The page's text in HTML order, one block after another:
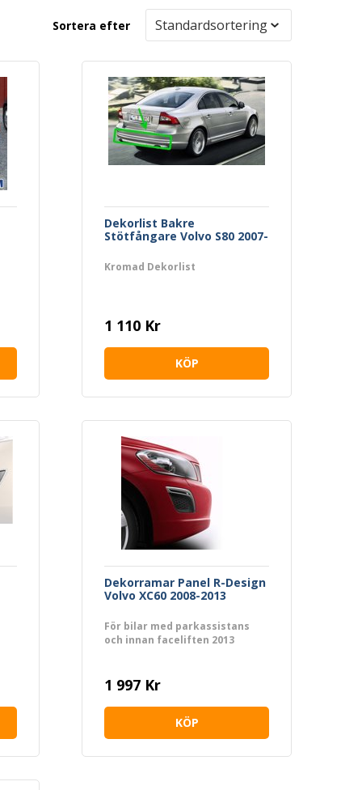
Sortera efter
Dekorlist Bakre
Stötfångare Volvo S80 2007-
Kromad Dekorlist
1 110 Kr
KÖP
Dekorramar Panel R-Design
Volvo XC60 2008-2013
För bilar med parkassistans
och innan faceliften 2013
1 997 Kr
KÖP